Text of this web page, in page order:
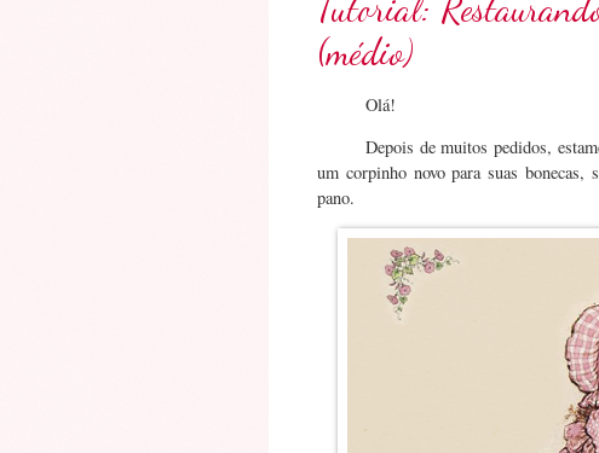
(médio)
Olá!
Depois de muitos pedidos,
um corpinho novo para suas
pano.